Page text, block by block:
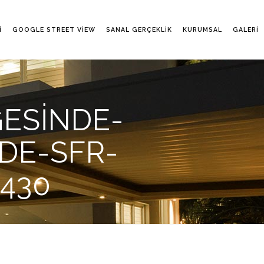
GOOGLE STREET VIEW SANAL GERÇEKLIK KURUMSAL GALERI
SFR-